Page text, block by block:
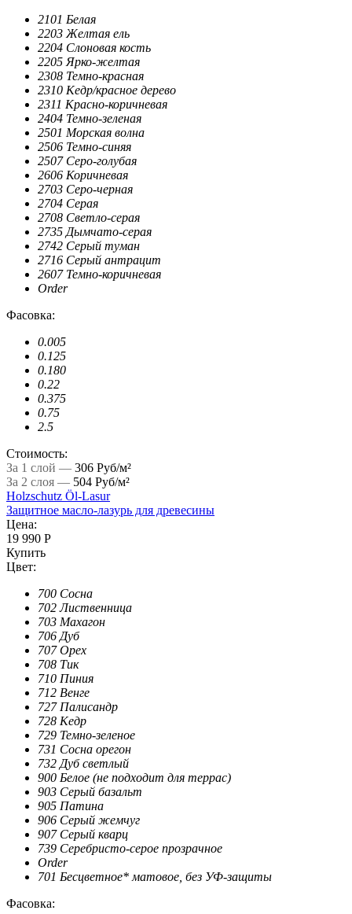
2101 Белая
2203 Желтая ель
2204 Слоновая кость
2205 Ярко-желтая
2308 Темно-красная
2310 Кедр/красное дерево
2311 Красно-коричневая
2404 Темно-зеленая
2501 Морская волна
2506 Темно-синяя
2507 Серо-голубая
2606 Коричневая
2703 Серо-черная
2704 Серая
2708 Светло-серая
2735 Дымчато-серая
2742 Серый туман
2716 Серый антрацит
2607 Темно-коричневая
Order
Фасовка:
0.005
0.125
0.180
0.22
0.375
0.75
2.5
Стоимость:
За 1 слой — 306 Руб/м²
За 2 слоя — 504 Руб/м²
Holzschutz Öl-Lasur
Защитное масло-лазурь для древесины
Цена:
19 990 Р
Купить
Цвет:
700 Сосна
702 Лиственница
703 Махагон
706 Дуб
707 Орех
708 Тик
710 Пиния
712 Венге
727 Палисандр
728 Кедр
729 Темно-зеленое
731 Сосна орегон
732 Дуб светлый
900 Белое (не подходит для террас)
903 Серый базальт
905 Патина
906 Серый жемчуг
907 Серый кварц
739 Серебристо-серое прозрачное
Order
701 Бесцветное* матовое, без УФ-защиты
Фасовка: